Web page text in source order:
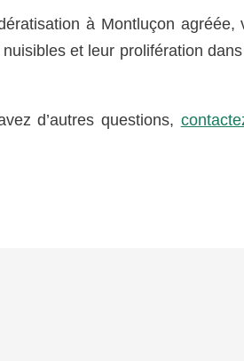
à Montluçon agréée,
et leur prolifération
d’autres questions,